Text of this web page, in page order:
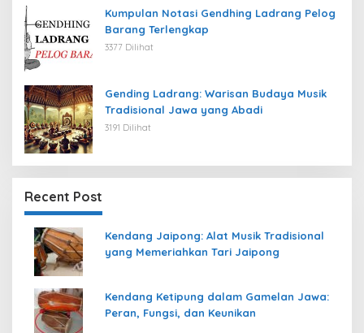
Kumpulan Notasi Gendhing Ladrang Pelog
Barang Terlengkap
3377 Dilihat
Gending Ladrang: Warisan Budaya Musik
Tradisional Jawa yang Abadi
3191 Dilihat
Recent Post
Kendang Jaipong: Alat Musik Tradisional
yang Memeriahkan Tari Jaipong
Kendang Ketipung dalam Gamelan Jawa:
Peran, Fungsi, dan Keunikan